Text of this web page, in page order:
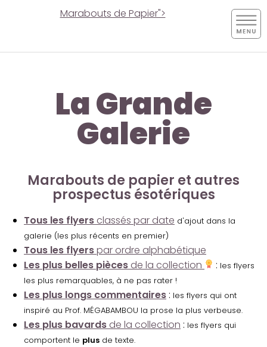
Marabouts de Papier">
La Grande
Galerie
Marabouts de papier et autres
prospectus ésotériques
Tous les flyers classés par date d'ajout dans la
galerie (les plus récents en premier)
Tous les flyerspar ordre alphabétique
Les plus belles pièces de la collection : les flyers
les plus remarquables, à ne pas rater !
Les plus longs commentaires : les flyers qui ont
inspiré au Prof. MÉGABAMBOU la prose la plus verbeuse.
Les plus bavards de la collection : les flyers qui
comportent le plus de texte.